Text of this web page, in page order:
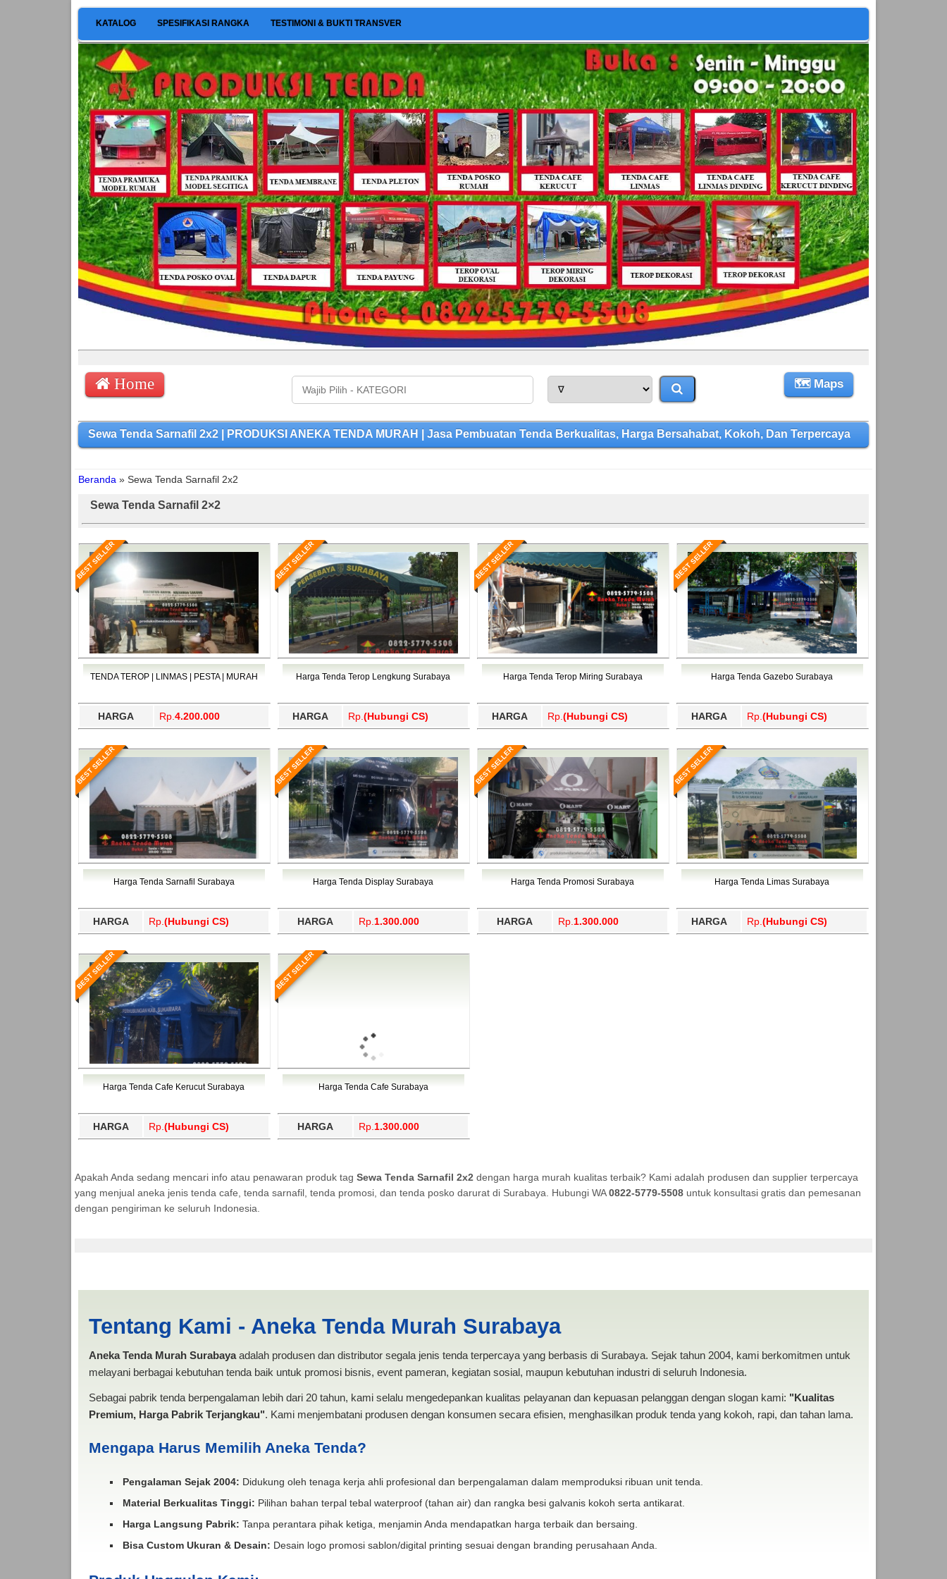
KATALOG SPESIFIKASI RANGKA TESTIMONI & BUKTI TRANSVER
Home 🗺 Maps
Sewa Tenda Sarnafil 2x2 | PRODUKSI ANEKA TENDA MURAH | Jasa Pembuatan Tenda Berkualitas, Harga Bersahabat, Kokoh, Dan Terpercaya
Beranda » Sewa Tenda Sarnafil 2x2
Sewa Tenda Sarnafil 2×2
BEST SELLER
TENDA TEROP | LINMAS | PESTA | MURAH
HARGA Rp. 4.200.000
BEST SELLER
Harga Tenda Terop Lengkung Surabaya
HARGA Rp. (Hubungi CS)
BEST SELLER
Harga Tenda Terop Miring Surabaya
HARGA Rp. (Hubungi CS)
BEST SELLER
Harga Tenda Gazebo Surabaya
HARGA Rp. (Hubungi CS)
BEST SELLER
Harga Tenda Sarnafil Surabaya
HARGA Rp. (Hubungi CS)
BEST SELLER
Harga Tenda Display Surabaya
HARGA Rp. 1.300.000
BEST SELLER
Harga Tenda Promosi Surabaya
HARGA Rp. 1.300.000
BEST SELLER
Harga Tenda Limas Surabaya
HARGA Rp. (Hubungi CS)
BEST SELLER
Harga Tenda Cafe Kerucut Surabaya
HARGA Rp. (Hubungi CS)
BEST SELLER
Harga Tenda Cafe Surabaya
HARGA Rp. 1.300.000
Apakah Anda sedang mencari info atau penawaran produk tag Sewa Tenda Sarnafil 2x2 dengan harga murah kualitas terbaik? Kami adalah produsen dan supplier terpercaya
yang menjual aneka jenis tenda cafe, tenda sarnafil, tenda promosi, dan tenda posko darurat di Surabaya. Hubungi WA0822-5779-5508untuk konsultasi gratis dan pemesanan
dengan pengiriman ke seluruh Indonesia.
Tentang Kami - Aneka Tenda Murah Surabaya
Aneka Tenda Murah Surabayaadalah produsen dan distributor segala jenis tenda terpercaya yang berbasis di Surabaya. Sejak tahun 2004, kami berkomitmen untuk
melayani berbagai kebutuhan tenda baik untuk promosi bisnis, event pameran, kegiatan sosial, maupun kebutuhan industri di seluruh Indonesia.
Sebagai pabrik tenda berpengalaman lebih dari 20 tahun, kami selalu mengedepankan kualitas pelayanan dan kepuasan pelanggan dengan slogan kami: "Kualitas
Premium, Harga Pabrik Terjangkau". Kami menjembatani produsen dengan konsumen secara efisien, menghasilkan produk tenda yang kokoh, rapi, dan tahan lama.
Mengapa Harus Memilih Aneka Tenda?
Pengalaman Sejak 2004: Didukung oleh tenaga kerja ahli profesional dan berpengalaman dalam memproduksi ribuan unit tenda.
Material Berkualitas Tinggi: Pilihan bahan terpal tebal waterproof (tahan air) dan rangka besi galvanis kokoh serta antikarat.
Harga Langsung Pabrik: Tanpa perantara pihak ketiga, menjamin Anda mendapatkan harga terbaik dan bersaing.
Bisa Custom Ukuran & Desain: Desain logo promosi sablon/digital printing sesuai dengan branding perusahaan Anda.